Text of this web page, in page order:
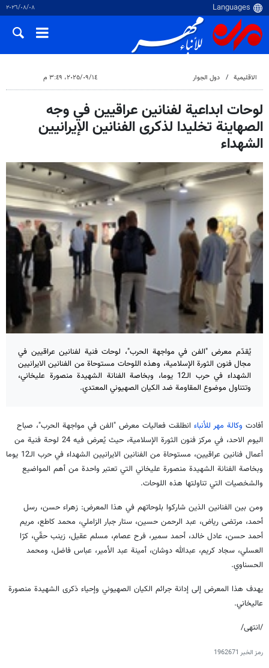
٠٨‏/٠٨‏/٢٠٢٦
الاقلیمیة دول الجوار ١٤‏/٠٩‏/٢٠٢٥، ٣:٤٩ م
لوحات ابداعية لفنانين عراقيين في وجه
الصهاينة تخليدا لذكرى الفنانين الإيرانيين
الشهداء
يُقدّم معرض "الفن في مواجهة الحرب"، لوحات فنية لفنانين عراقيين في
مجال فنون الثورة الإسلامية، وهذه اللوحات مستوحاة من الفنانين الايرانيين
الشهداء في حرب الـ12 يوما، وبخاصة الفنانة الشهيدة منصورة عليخاني،
وتتناول موضوع المقاومة ضد الكيان الصهيوني المعتدي.
أفادت وكالة مهر للأنباء انطلقت فعاليات معرض "الفن في مواجهة الحرب"، صباح
اليوم الاحد، في مركز فنون الثورة الإسلامية، حيث يُعرض فيه 24 لوحة فنية من
أعمال فنانين عراقيين، مستوحاة من الفنانين الايرانيين الشهداء في حرب الـ12 يوما
وبخاصة الفنانة الشهيدة منصورة عليخاني التي تعتبر واحدة من أهم المواضيع
والشخصيات التي تناولتها هذه اللوحات.
ومن بين الفنانين الذين شاركوا بلوحاتهم في هذا المعرض: زهراء حسن، رسل
أحمد، مرتضى رياض، عبد الرحمن حسين، ستار جبار الزاملي، محمد كاطع، مريم
أحمد حسن، عادل خالد، أحمد سمير، فرح عصام، مسلم عقيل، زينب حقّي، كرّا
العسلي، سجاد كريم، عبدالله دوشان، أمينة عبد الأمير، عباس فاضل، ومحمد
الحسناوي.
يهدف هذا المعرض إلى إدانة جرائم الكيان الصهيوني وإحياء ذكرى الشهيدة منصورة
عالیخاني.
/انتهى/
رمز الخبر 1962671